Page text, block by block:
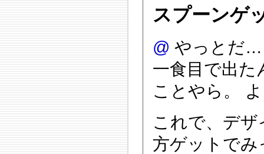
スプーンゲ
@ やっとだ
一食目で出た
ことやら。
これで、デ
方ゲットで